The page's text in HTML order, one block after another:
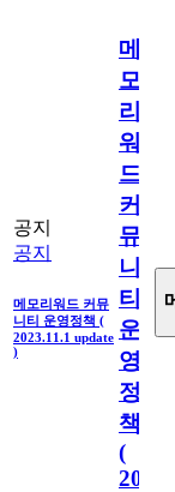
공지
공지
메모리워드 커뮤
니티 운영정책 (
2023.11.1 update
)
메
모
리
워
드
커
뮤
니
티
운
영
정
책
(